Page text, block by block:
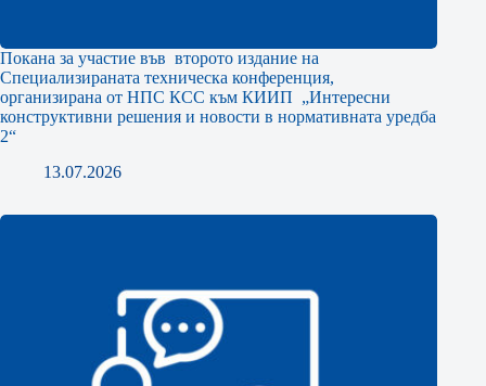
Покана за участие във второто издание на
Специализираната техническа конференция,
организирана от НПС КСС към КИИП „Интересни
конструктивни решения и новости в нормативната уредба
2“
13.07.2026